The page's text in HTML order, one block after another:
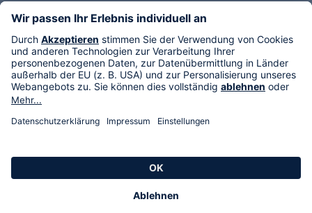
Im TV
HSE International